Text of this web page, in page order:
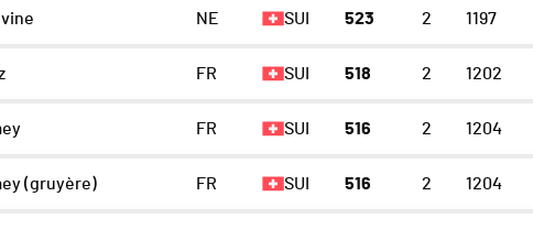
NE SUI 523 2 1197
FR SUI 518 2 1202
FR SUI 516 2 1204
(gruyère) FR SUI 516 2 1204